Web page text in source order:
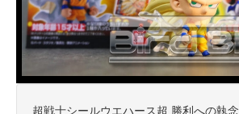
超戦士シールウエハース超 勝利への執念